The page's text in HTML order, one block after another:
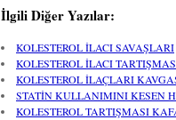
İlgili Diğer Yazılar:
KOLESTEROL İLACI SAVAŞLARI
KOLESTEROL İLACI
KOLESTEROL İLAÇLARI
STATİN KULLANIMINI KESEN
KOLESTEROL TARTIŞMASI